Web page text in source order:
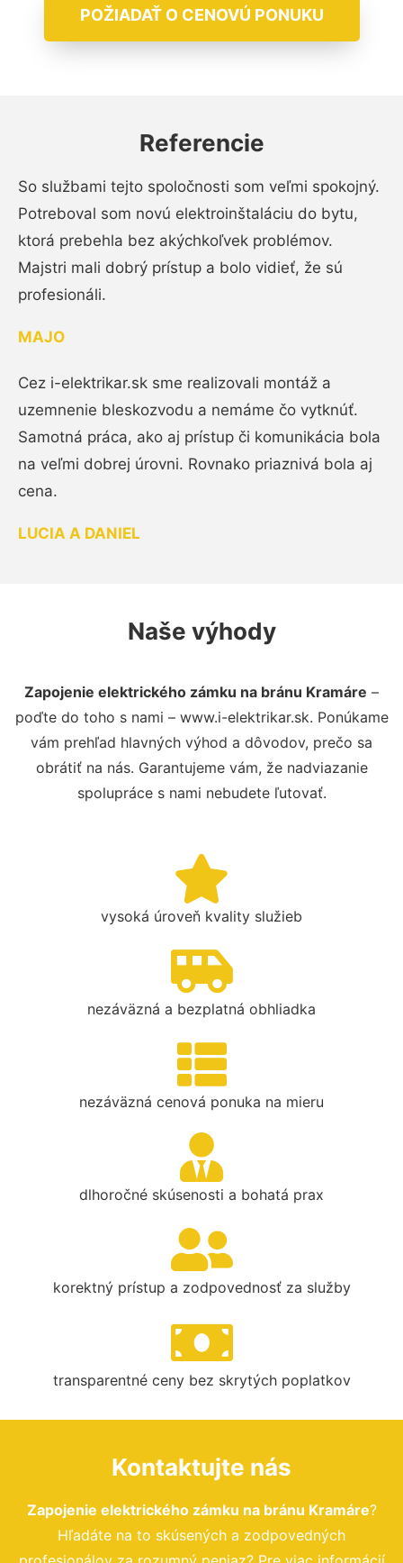
POŽIADAŤ O CENOVÚ PONUKU
Referencie
So službami tejto spoločnosti som veľmi spokojný.
Potreboval som novú elektroinštaláciu do bytu,
ktorá prebehla bez akýchkoľvek problémov.
Majstri mali dobrý prístup a bolo vidieť, že sú
profesionáli.
MAJO
Cez i-elektrikar.sk sme realizovali montáž a
uzemnenie bleskozvodu a nemáme čo vytknúť.
Samotná práca, ako aj prístup či komunikácia bola
na veľmi dobrej úrovni. Rovnako priaznivá bola aj
cena.
LUCIA A DANIEL
Naše výhody
Zapojenie elektrického zámku na bránu Kramáre –
poďte do toho s nami – www.i-elektrikar.sk. Ponúkame
vám prehľad hlavných výhod a dôvodov, prečo sa
obrátiť na nás. Garantujeme vám, že nadviazanie
spolupráce s nami nebudete ľutovať.
vysoká úroveň kvality služieb
nezáväzná a bezplatná obhliadka
nezáväzná cenová ponuka na mieru
dlhoročné skúsenosti a bohatá prax
korektný prístup a zodpovednosť za služby
transparentné ceny bez skrytých poplatkov
Kontaktujte nás
Zapojenie elektrického zámku na bránu Kramáre?
Hľadáte na to skúsených a zodpovedných